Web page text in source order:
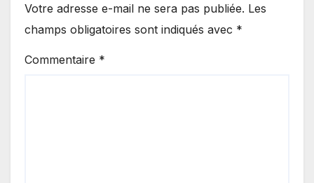
Votre adresse e-mail ne sera pas publiée. Les
champs obligatoires sont indiqués avec *
Commentaire *